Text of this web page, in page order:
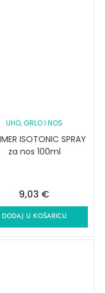
UHO, GRLO I NOS
ISOTONIC SPRAY
za nos 100ml
9,03 €
DODAJ U KOŠARICU